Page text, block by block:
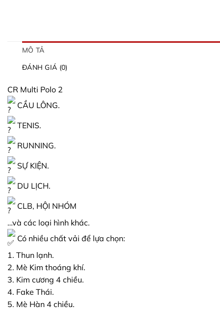
MÔ TẢ
ĐÁNH GIÁ (0)
CR Multi Polo 2
CẦU LÔNG.
TENIS.
RUNNING.
SỰ KIỆN.
DU LỊCH.
CLB, HỘI NHÓM
…và các loại hình khác.
Có nhiều chất vải để lựa chọn:
1. Thun lạnh.
2. Mè Kim thoáng khí.
3. Kim cương 4 chiều.
4. Fake Thái.
5. Mè Hàn 4 chiều.